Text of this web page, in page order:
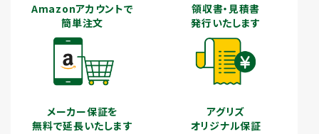
Amazonアカウントで
簡単注文
領収書・見積書
発行いたします
メーカー保証を
無料で延長いたします
アグリズ
オリジナル保証